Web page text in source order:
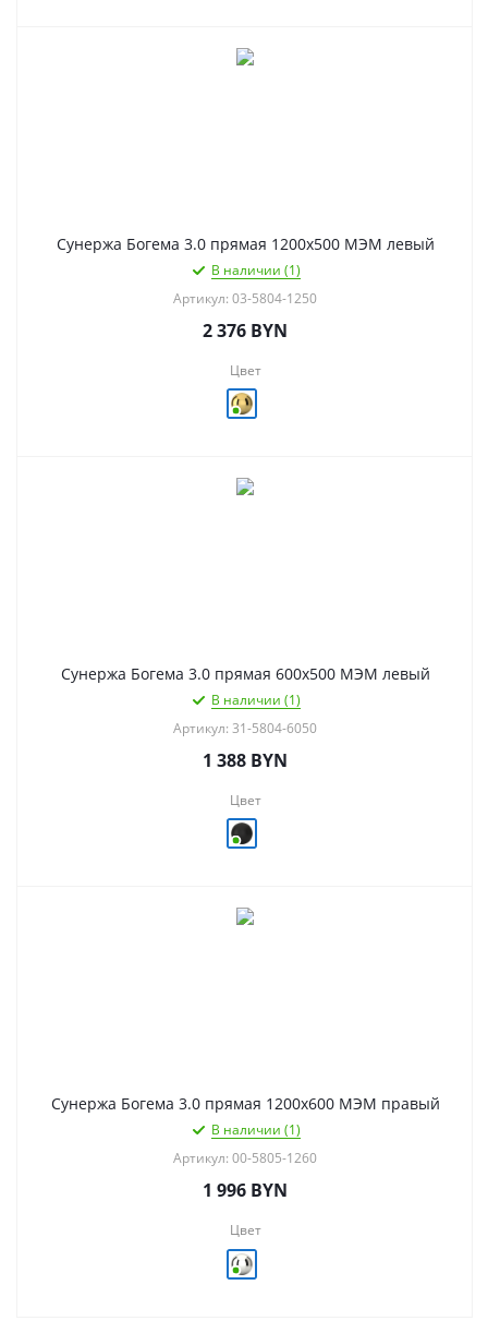
Сунержа Богема 3.0 прямая 1200х500 МЭМ левый
В наличии (1)
Артикул: 03-5804-1250
2 376 BYN
Цвет
Сунержа Богема 3.0 прямая 600х500 МЭМ левый
В наличии (1)
Артикул: 31-5804-6050
1 388 BYN
Цвет
Сунержа Богема 3.0 прямая 1200х600 МЭМ правый
В наличии (1)
Артикул: 00-5805-1260
1 996 BYN
Цвет